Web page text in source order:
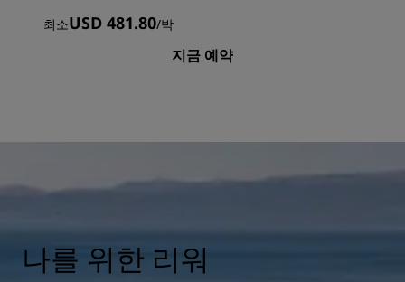
최소USD 481.80/박
지금 예약
나를 위한 리워